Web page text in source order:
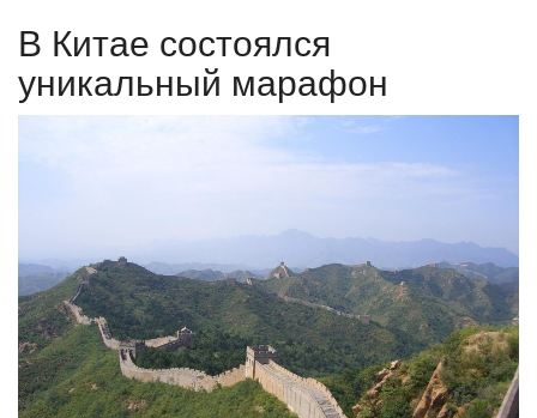
ПАВЛОДАРСКАЯ ОБЛАСТЬ
СПЕЦПРОЕКТЫ
СПОРТ
Чек-лист
В Китае состоялся
уникальный марафон